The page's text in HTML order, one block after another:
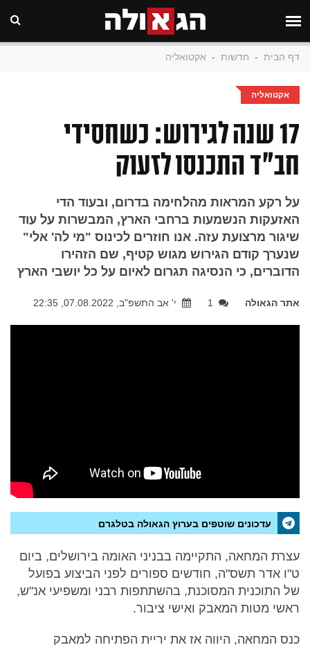
דף הבית - חדשות - אקטואליה
אקטואליה
17 שנה לגירוש: כשחסידי
חב"ד התכנסו לזעוק
על רקע המראות מהלחימה בדרום, ובעוד הדי
האזעקות הנשמעות ברחבי הארץ, המבשרות על עוד
שיגור מרצועת עזה. אנו חוזרים לכינוס "מי לה' אלי"
שנערך קודם הגירוש מגוש קטיף, שם הזהירו
הדוברים, כי הנסיגה תגרום לאיום על כל יושבי הארץ
אתר הגאולה 1 י' אב התשפ"ב, 07.08.2022, 22:35
עדכונים שוטפים בערוץ הגאולה בטלגרם
עצרת המחאה, התקיימה בבניני האומה בירושלים, ביום
ט"ו אדר תשס"ה, חודשים ספורים לפני הביצוע בפועל
של התוכנית המסוכנת, בהשתתפות רבני ומשפיעי אנ"ש,
ראשי מטות המאבק ואישי ציבור.
כנס המחאה, היווה אז את יריית הפתיחה למאבק